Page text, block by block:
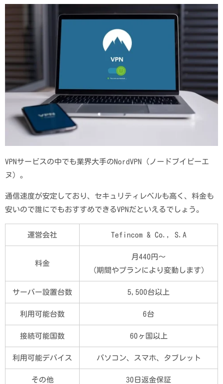
VPNサービスの中でも業界大手のNordVPN（ノードブイピーエ
ヌ）。
通信速度が安定しており、セキュリティレベルも高く、料金も
安いので誰にでもおすすめできるVPNだといえるでしょう。
運営会社 Tefincom & Co., S.A
料金
月440円〜
（期間やプランにより変動します）
サーバー設置台数 5,500台以上
利用可能台数 6台
接続可能国数 60ヶ国以上
利用可能デバイス パソコン、スマホ、タブレット
その他 30日返金保証